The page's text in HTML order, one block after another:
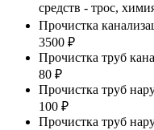
средств - трос,
Прочистка
3500 ₽
Прочистка труб
80 ₽
Прочистка труб
100 ₽
Прочистка труб